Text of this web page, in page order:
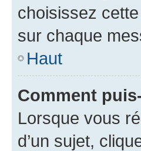
choisissez
sur chaque
Haut
Comment
Lorsque vous
d’un sujet,